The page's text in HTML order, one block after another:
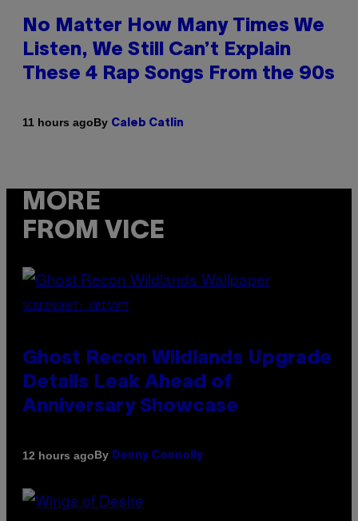
No Matter How Many Times We
Listen, We Still Can’t Explain
These 4 Rap Songs From the 90s
11 hours agoBy Caleb Catlin
MORE
FROM VICE
SCREENSHOT: UBISOFT
Ghost Recon Wildlands Upgrade
Details Leak Ahead of
Anniversary Showcase
12 hours agoBy Denny Connolly